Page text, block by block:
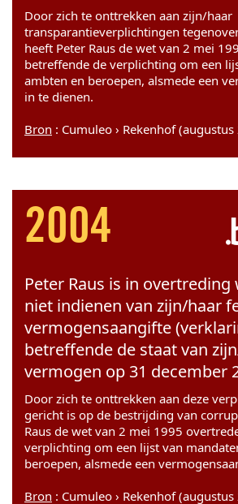
Door zich te onttrekken aan zijn/haar
transparantieverplichtingen
heeft Peter Raus de wet van 2 mei
betreffende de verplichting om een
ambten en beroepen, alsmede een
in te dienen.
Bron : Cumuleo › Rekenhof
2004
Peter Raus is in overtreding
niet indienen van zijn/haar
vermogensaangifte
betreffende de staat van
vermogen op 31 december
Door zich te onttrekken aan deze
gericht is op de bestrijding van
Raus de wet van 2 mei 1995
verplichting om een lijst van
beroepen, alsmede een
Bron : Cumuleo › Rekenhof